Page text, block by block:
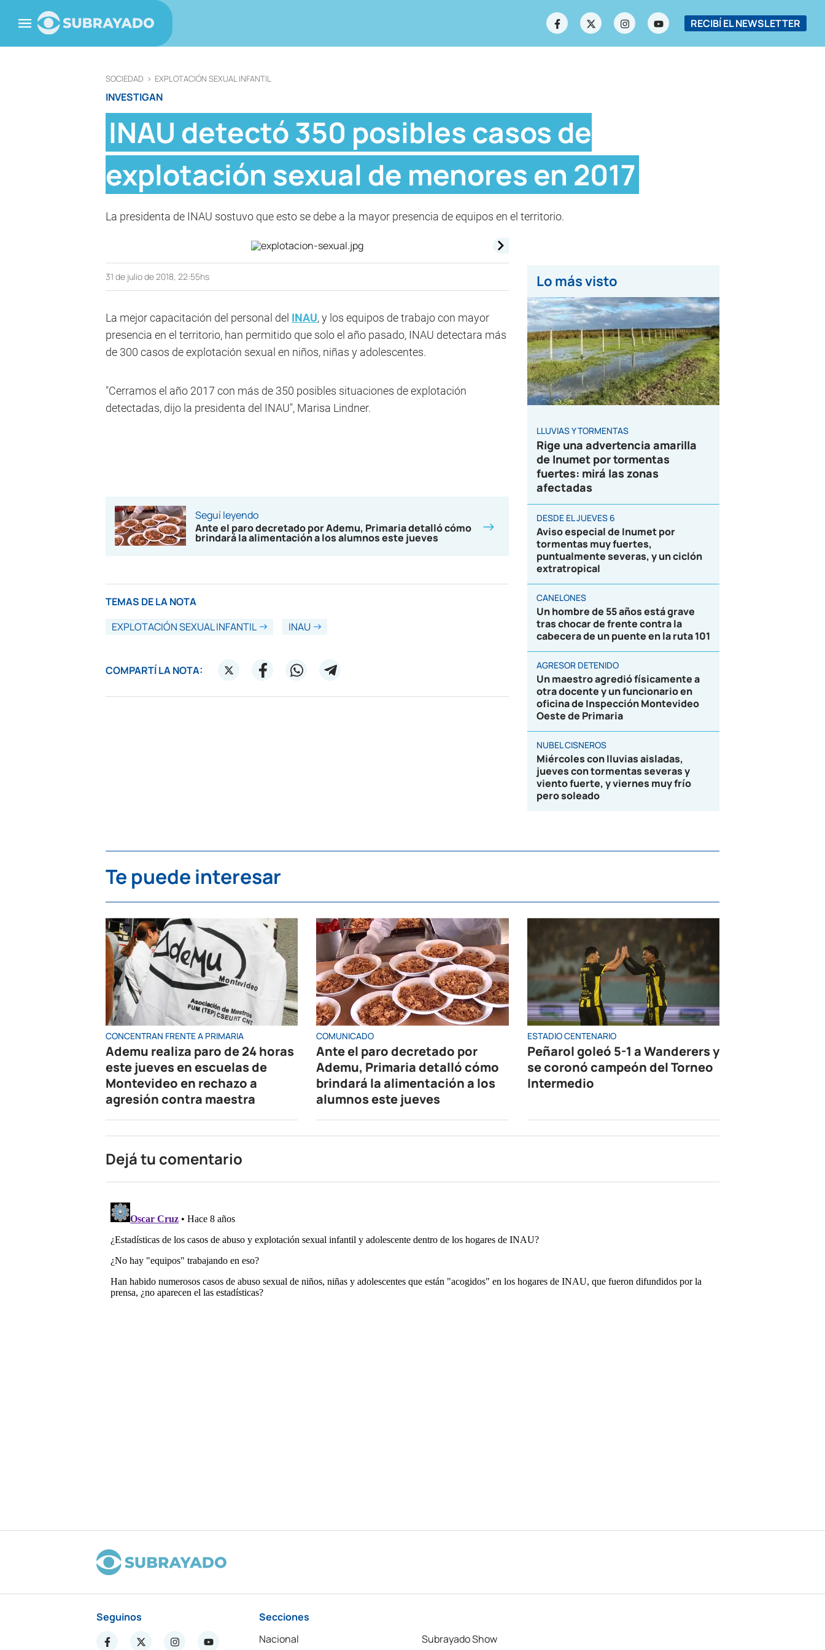
RECIBÍ EL NEWSLETTER
SOCIEDAD > EXPLOTACIÓN SEXUAL INFANTIL
INVESTIGAN
INAU detectó 350 posibles casos de
explotación sexual de menores en 2017
La presidenta de INAU sostuvo que esto se debe a la mayor presencia de equipos en el territorio.
31 de julio de 2018, 22:55hs
La mejor capacitación del personal del INAU, y los equipos de trabajo con mayor
presencia en el territorio, han permitido que solo el año pasado, INAU detectara más
de 300 casos de explotación sexual en niños, niñas y adolescentes.
"Cerramos el año 2017 con más de 350 posibles situaciones de explotación
detectadas, dijo la presidenta del INAU", Marisa Lindner.
Seguí leyendo
Ante el paro decretado por Ademu, Primaria detalló cómo
brindará la alimentación a los alumnos este jueves
TEMAS DE LA NOTA
EXPLOTACIÓN SEXUAL INFANTIL
INAU
COMPARTÍ LA NOTA:
Lo más visto
LLUVIAS Y TORMENTAS
Rige una advertencia amarilla
de Inumet por tormentas
fuertes: mirá las zonas
afectadas
DESDE EL JUEVES 6
Aviso especial de Inumet por
tormentas muy fuertes,
puntualmente severas, y un ciclón
extratropical
CANELONES
Un hombre de 55 años está grave
tras chocar de frente contra la
cabecera de un puente en la ruta 101
AGRESOR DETENIDO
Un maestro agredió físicamente a
otra docente y un funcionario en
oficina de Inspección Montevideo
Oeste de Primaria
NUBEL CISNEROS
Miércoles con lluvias aisladas,
jueves con tormentas severas y
viento fuerte, y viernes muy frío
pero soleado
Te puede interesar
CONCENTRAN FRENTE A PRIMARIA
Ademu realiza paro de 24 horas
este jueves en escuelas de
Montevideo en rechazo a
agresión contra maestra
COMUNICADO
Ante el paro decretado por
Ademu, Primaria detalló cómo
brindará la alimentación a los
alumnos este jueves
ESTADIO CENTENARIO
Peñarol goleó 5-1 a Wanderers y
se coronó campeón del Torneo
Intermedio
Dejá tu comentario
Seguinos
Secciones
Nacional
Subrayado Show